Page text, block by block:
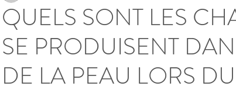
QUELS SONT LES
SE PRODUISENT
DE LA PEAU LORS